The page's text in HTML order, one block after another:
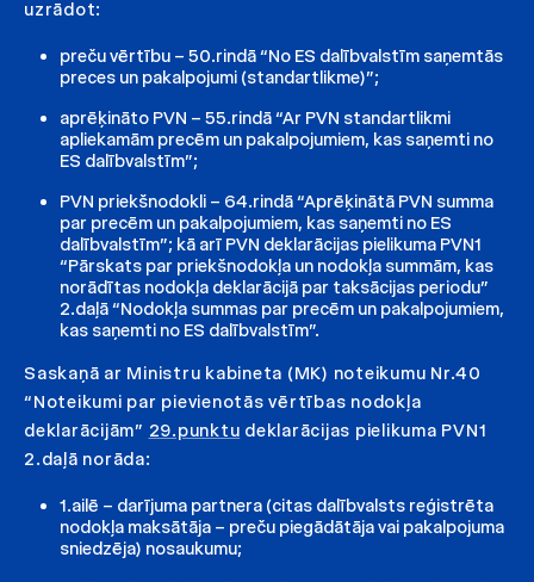
uzrādot:
preču vērtību – 50.rindā “No ES dalībvalstīm saņemtās
preces un pakalpojumi (standartlikme)”;
aprēķināto PVN – 55.rindā “Ar PVN standartlikmi
apliekamām precēm un pakalpojumiem, kas saņemti no
ES dalībvalstīm”;
PVN priekšnodokli – 64.rindā “Aprēķinātā PVN summa
par precēm un pakalpojumiem, kas saņemti no ES
dalībvalstīm”; kā arī PVN deklarācijas pielikuma PVN1
“Pārskats par priekšnodokļa un nodokļa summām, kas
norādītas nodokļa deklarācijā par taksācijas periodu”
2.daļā “Nodokļa summas par precēm un pakalpojumiem,
kas saņemti no ES dalībvalstīm”.
Saskaņā ar Ministru kabineta (MK) noteikumu Nr.40
“Noteikumi par pievienotās vērtības nodokļa
deklarācijām” 29.punktu deklarācijas pielikuma PVN1
2.daļā norāda:
1.ailē – darījuma partnera (citas dalībvalsts reģistrēta
nodokļa maksātāja – preču piegādātāja vai pakalpojuma
sniedzēja) nosaukumu;